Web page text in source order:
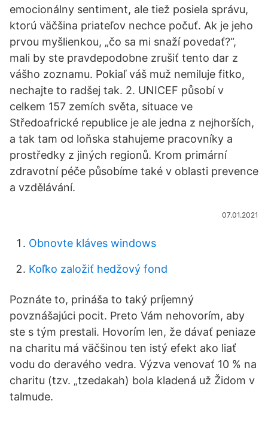
emocionálny sentiment, ale tiež posiela správu,
ktorú väčšina priateľov nechce počuť. Ak je jeho
prvou myšlienkou, „čo sa mi snaží povedať?“,
mali by ste pravdepodobne zrušiť tento dar z
vášho zoznamu. Pokiaľ váš muž nemiluje fitko,
nechajte to radšej tak. 2. UNICEF působí v
celkem 157 zemích světa, situace ve
Středoafrické republice je ale jedna z nejhorších,
a tak tam od loňska stahujeme pracovníky a
prostředky z jiných regionů. Krom primární
zdravotní péče působíme také v oblasti prevence
a vzdělávání.
07.01.2021
Obnovte kláves windows
Koľko založiť hedžový fond
Poznáte to, prináša to taký príjemný
povznášajúci pocit. Preto Vám nehovorím, aby
ste s tým prestali. Hovorím len, že dávať peniaze
na charitu má väčšinou ten istý efekt ako liať
vodu do deravého vedra. Výzva venovať 10 % na
charitu (tzv. „tzedakah) bola kladená už Židom v
talmude.